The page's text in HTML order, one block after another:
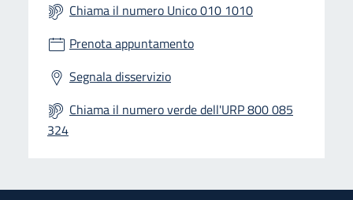
Chiama il numero Unico 010 1010
Prenota appuntamento
Segnala disservizio
Chiama il numero verde dell'URP 800 085
324